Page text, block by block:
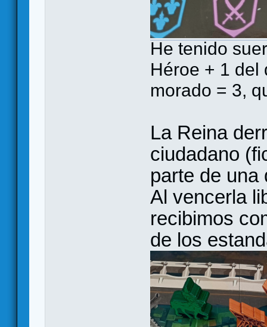
He tenido
Héroe + 1 del
morado = 3,
La Reina
ciudadano
parte de una
Al vencerla
recibimos
de los